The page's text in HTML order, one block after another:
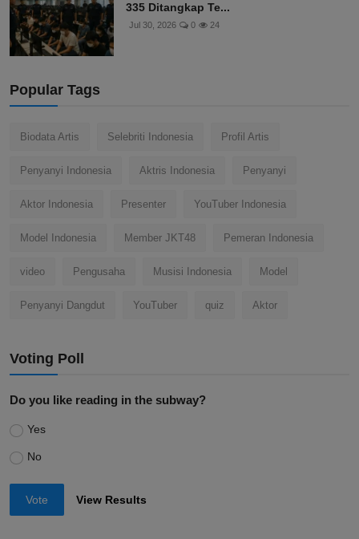
335 Ditangkap Te...
Jul 30, 2026 0 24
Popular Tags
Biodata Artis Selebriti Indonesia Profil Artis
Penyanyi Indonesia Aktris Indonesia Penyanyi
Aktor Indonesia Presenter YouTuber Indonesia
Model Indonesia Member JKT48 Pemeran Indonesia
video Pengusaha Musisi Indonesia Model
Penyanyi Dangdut YouTuber quiz Aktor
Voting Poll
Do you like reading in the subway?
Yes
No
Vote View Results